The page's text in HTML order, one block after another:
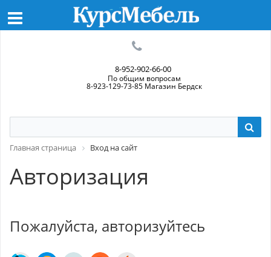
8-952-902-66-00
По общим вопросам
8-923-129-73-85 Магазин Бердск
Главная страница Вход на сайт
Авторизация
Пожалуйста, авторизуйтесь